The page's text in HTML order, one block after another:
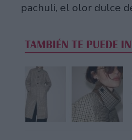
pachuli, el olor dulce
TAMBIÉN TE PUEDE